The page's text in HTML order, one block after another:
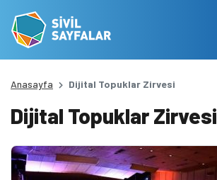
Anasayfa Dijital Topuklar Zirvesi
Dijital Topuklar Zirvesi